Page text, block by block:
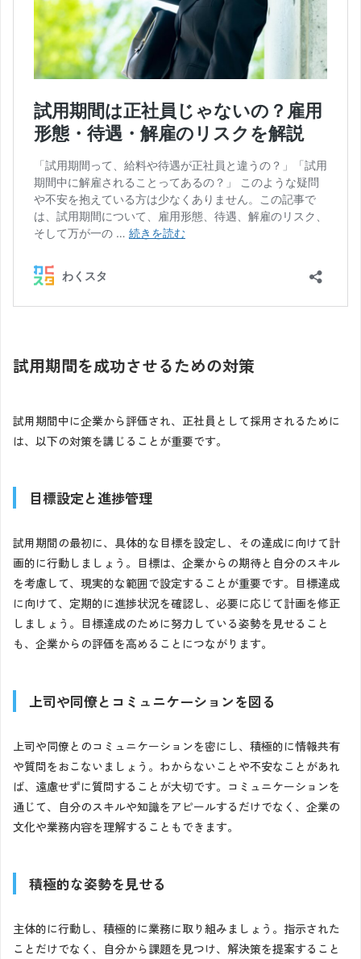
試用期間を成功させるための対策
試用期間中に企業から評価され、正社員として採用されるために
は、以下の対策を講じることが重要です。
目標設定と進捗管理
試用期間の最初に、具体的な目標を設定し、その達成に向けて計
画的に行動しましょう。目標は、企業からの期待と自分のスキル
を考慮して、現実的な範囲で設定することが重要です。目標達成
に向けて、定期的に進捗状況を確認し、必要に応じて計画を修正
しましょう。目標達成のために努力している姿勢を見せること
も、企業からの評価を高めることにつながります。
上司や同僚とコミュニケーションを図る
上司や同僚とのコミュニケーションを密にし、積極的に情報共有
や質問をおこないましょう。わからないことや不安なことがあれ
ば、遠慮せずに質問することが大切です。コミュニケーションを
通じて、自分のスキルや知識をアピールするだけでなく、企業の
文化や業務内容を理解することもできます。
積極的な姿勢を見せる
主体的に行動し、積極的に業務に取り組みましょう。指示された
ことだけでなく、自分から課題を見つけ、解決策を提案すること